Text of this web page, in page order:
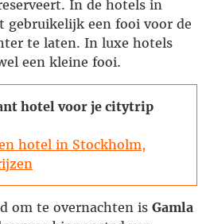
In de hotels in
gebruikelijk een fooi voor de
te laten. In luxe hotels
een kleine fooi.
hotel voor je citytrip
hotel in Stockholm,
om te overnachten is Gamla